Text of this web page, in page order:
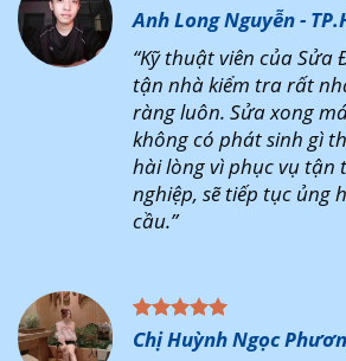
Anh Long Nguyễn -
“Kỹ thuật viên của Sửa
tận nhà kiểm tra rất
ràng luôn. Sửa xong
không có phát sinh gì
hài lòng vì phục vụ tận
nghiệp, sẽ tiếp tục ủng
cầu.”
Chị Huỳnh Ngọc